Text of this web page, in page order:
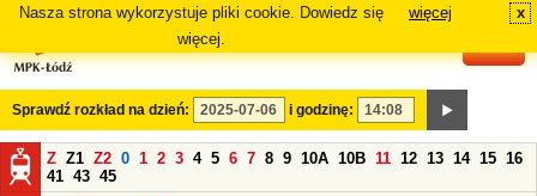
Nasza strona wykorzystuje pliki cookie. Dowiedz się
więcej.
więcej x
Sprawdź rozkład na dzień: i godzinę:
Z Z1 Z2 0 1 2 3 4 5 6 7 8 9 10A 10B 11 12 13 14 15 16
41 43 45